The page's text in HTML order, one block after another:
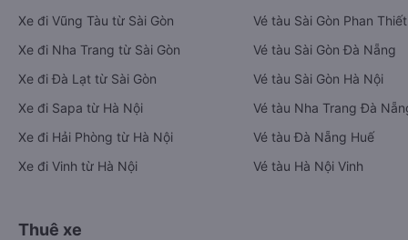
Xe đi Vũng Tàu từ Sài Gòn
Xe đi Nha Trang từ Sài Gòn
Xe đi Đà Lạt từ Sài Gòn
Xe đi Sapa từ Hà Nội
Xe đi Hải Phòng từ Hà Nội
Xe đi Vinh từ Hà Nội
Vé tàu Sài Gòn Phan Thiết
Vé tàu Sài Gòn Đà Nẵng
Vé tàu Sài Gòn Hà Nội
Vé tàu Nha Trang Đà
Vé tàu Đà Nẵng Huế
Vé tàu Hà Nội Vinh
Thuê xe